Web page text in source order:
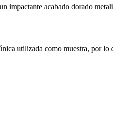
impactante acabado dorado
utilizada como muestra, por lo